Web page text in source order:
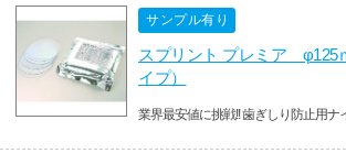
サンプル有り
スプリント プレミア φ125
イプ）
業界最安値に挑戦!! 歯ぎしり防止用ナ